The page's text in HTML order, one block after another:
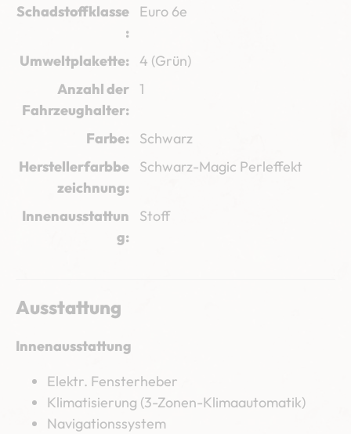
Schadstoffklasse Euro 6e
Umweltplakette
4 (Grün)
Anzahl der
Fahrzeughalter
1
Farbe
Schwarz
Herstellerfarbbe
zeichnung
Schwarz-Magic Perleffekt
Innenausstattun
g
Stoff
Ausstattung
Innenausstattung
Elektr. Fensterheber
Klimatisierung (3-Zonen-Klimaautomatik)
Navigationssystem